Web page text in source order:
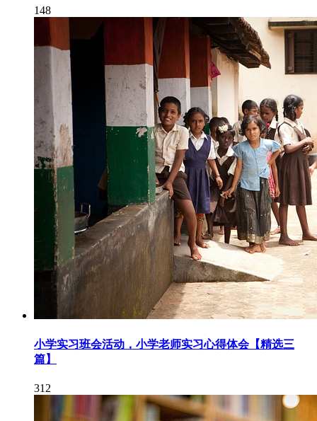
148
小学实习班会活动，小学老师实习心得体会【精选三
篇】
312